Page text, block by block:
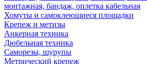
монтажная, бандаж, оплетка кабельная
Хомуты и самоклеющиеся площадки
Крепеж и метизы
Анкерная техника
Дюбельная техника
Саморезы, шурупы
Метрический крепеж